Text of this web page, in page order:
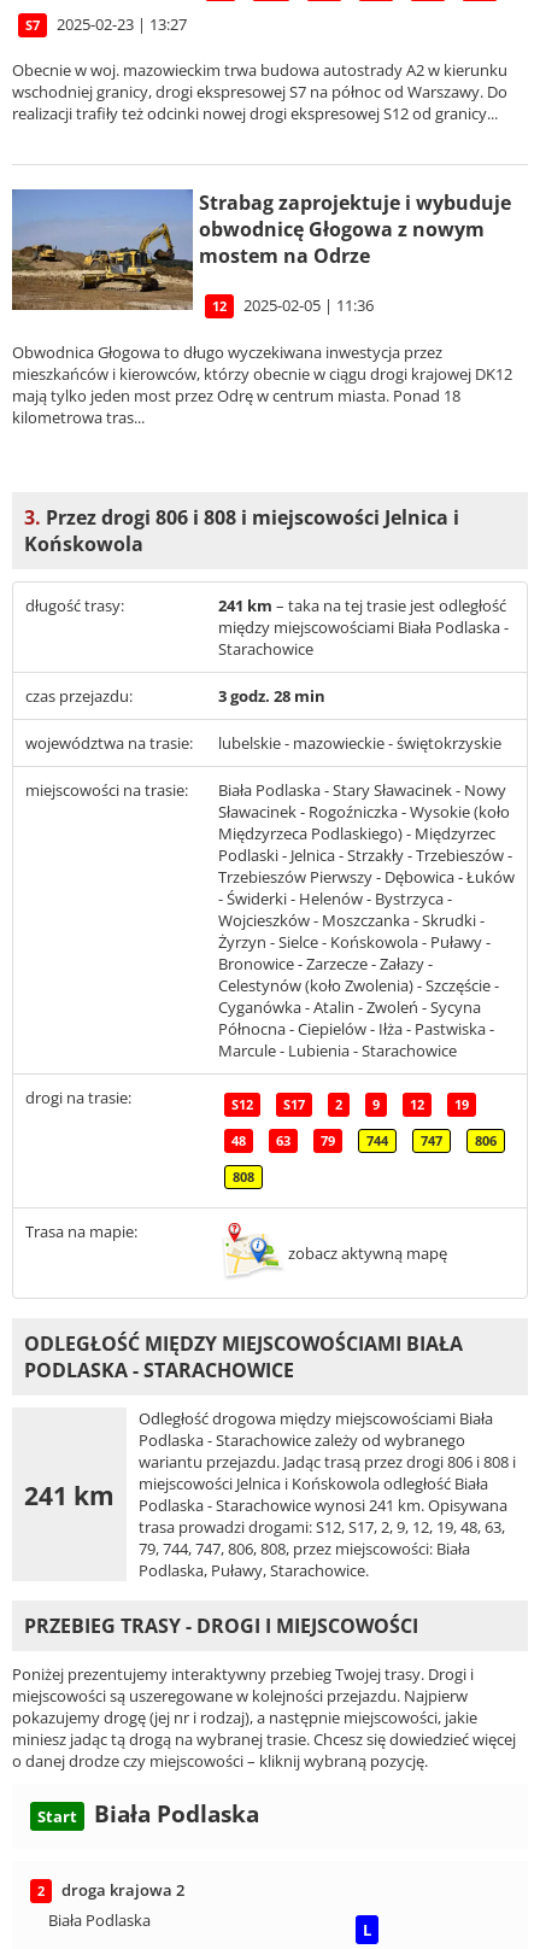
S7 2025-02-23 | 13:27
Obecnie w woj. mazowieckim trwa budowa autostrady A2 w kierunku
wschodniej granicy, drogi ekspresowej S7 na północ od Warszawy. Do
realizacji trafiły też odcinki nowej drogi ekspresowej S12 od granicy...
Strabag zaprojektuje i wybuduje
obwodnicę Głogowa z nowym
mostem na Odrze
12 2025-02-05 | 11:36
Obwodnica Głogowa to długo wyczekiwana inwestycja przez
mieszkańców i kierowców, którzy obecnie w ciągu drogi krajowej DK12
mają tylko jeden most przez Odrę w centrum miasta. Ponad 18
kilometrowa tras...
3. Przez drogi 806 i 808 i miejscowości Jelnica i
Końskowola
długość trasy: 241 km – taka na tej trasie jest odległość
między miejscowościami Biała Podlaska -
Starachowice
czas przejazdu: 3 godz. 28 min
województwa na trasie: lubelskie - mazowieckie - świętokrzyskie
miejscowości na trasie:
Biała Podlaska - Stary Sławacinek - Nowy
Sławacinek - Rogoźniczka - Wysokie (koło
Międzyrzeca Podlaskiego) - Międzyrzec
Podlaski - Jelnica - Strzakły - Trzebieszów -
Trzebieszów Pierwszy - Dębowica - Łuków
- Świderki - Helenów - Bystrzyca -
Wojcieszków - Moszczanka - Skrudki -
Żyrzyn - Sielce - Końskowola - Puławy -
Bronowice - Zarzecze - Załazy -
Celestynów (koło Zwolenia) - Szczęście -
Cyganówka - Atalin - Zwoleń - Sycyna
Północna - Ciepielów - Iłża - Pastwiska -
Marcule - Lubienia - Starachowice
drogi na trasie: S12 S17 2 9 12 19
48 63 79 744 747 806
808
Trasa na mapie:
zobacz aktywną mapę
ODLEGŁOŚĆ MIĘDZY MIEJSCOWOŚCIAMI BIAŁA
PODLASKA - STARACHOWICE
241 km
Odległość drogowa między miejscowościami Biała
Podlaska - Starachowice zależy od wybranego
wariantu przejazdu. Jadąc trasą przez drogi 806 i 808 i
miejscowości Jelnica i Końskowola odległość Biała
Podlaska - Starachowice wynosi 241 km. Opisywana
trasa prowadzi drogami: S12, S17, 2, 9, 12, 19, 48, 63,
79, 744, 747, 806, 808, przez miejscowości: Biała
Podlaska, Puławy, Starachowice.
PRZEBIEG TRASY - DROGI I MIEJSCOWOŚCI
Poniżej prezentujemy interaktywny przebieg Twojej trasy. Drogi i
miejscowości są uszeregowane w kolejności przejazdu. Najpierw
pokazujemy drogę (jej nr i rodzaj), a następnie miejscowości, jakie
miniesz jadąc tą drogą na wybranej trasie. Chcesz się dowiedzieć więcej
o danej drodze czy miejscowości – kliknij wybraną pozycję.
Start Biała Podlaska
2
droga krajowa 2
Biała Podlaska
L